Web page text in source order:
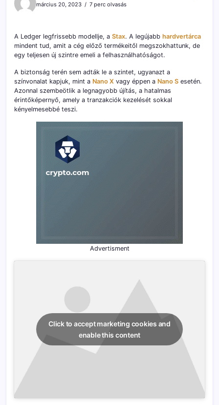
március 20, 2023
7 perc olvasás
A Ledger legfrissebb modellje, a Stax. A legújabb hardvertárca
mindent tud, amit a cég előző termékeitől megszokhattunk, de
egy teljesen új szintre emeli a felhasználhatóságot.
A biztonság terén sem adták le a szintet, ugyanazt a
színvonalat kapjuk, mint a Nano X vagy éppen a Nano S esetén.
Azonnal szembeötlik a legnagyobb újítás, a hatalmas
érintőképernyő, amely a tranzakciók kezelését sokkal
kényelmesebbé teszi.
Advertisment
Click to accept marketing cookies and
enable this content